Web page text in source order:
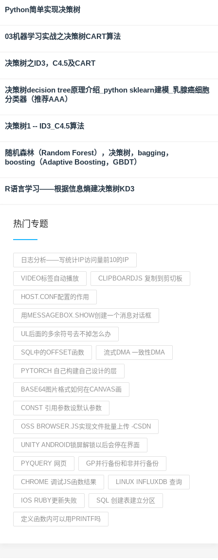
Python简单实现决策树
03机器学习实战之决策树CART算法
决策树之ID3，C4.5及CART
决策树decision tree原理介绍_python sklearn建模_乳腺癌细胞
分类器（推荐AAA）
决策树1 -- ID3_C4.5算法
随机森林（Random Forest），决策树，bagging，
boosting（Adaptive Boosting，GBDT）
R语言学习——根据信息熵建决策树KD3
热门专题
日志分析——写统计IP访问量前10的IP
VIDEO标签自动播放 CLIPBOARDJS 复制到剪切板
HOST.CONF配置的作用
用MESSAGEBOX.SHOW创建一个消息对话框
UL后面的多余符号去不掉怎么办
SQL中的OFFSET函数 流式DMA 一致性DMA
PYTORCH 自己构建自己设计的层
BASE64图片格式如何在CANVAS画
CONST 引用参数设默认参数
OSS BROWSER.JS实现文件批量上传 -CSDN
UNITY ANDROID锁屏解锁以后会停在界面
PYQUERY 网页 GP并行备份和非并行备份
CHROME 调试JS函数结果 LINUX INFLUXDB 查询
IOS RUBY更新失败 SQL 创建表建立分区
定义函数内可以用PRINTF吗